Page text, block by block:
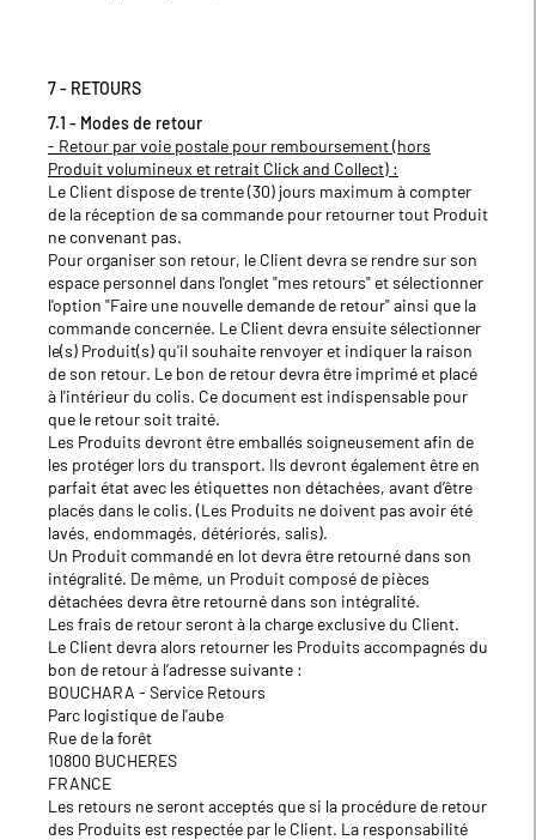
7 - RETOURS
7.1 - Modes de retour
- Retour par voie postale pour remboursement (hors
Produit volumineux et retrait Click and Collect) :
Le Client dispose de trente (30) jours maximum à compter
de la réception de sa commande pour retourner tout Produit
ne convenant pas.
Pour organiser son retour, le Client devra se rendre sur son
espace personnel dans l'onglet "mes retours" et sélectionner
l'option "Faire une nouvelle demande de retour" ainsi que la
commande concernée. Le Client devra ensuite sélectionner
le(s) Produit(s) qu'il souhaite renvoyer et indiquer la raison
de son retour. Le bon de retour devra être imprimé et placé
à l'intérieur du colis. Ce document est indispensable pour
que le retour soit traité.
Les Produits devront être emballés soigneusement afin de
les protéger lors du transport. Ils devront également être en
parfait état avec les étiquettes non détachées, avant d’être
placés dans le colis. (Les Produits ne doivent pas avoir été
lavés, endommagés, détériorés, salis).
Un Produit commandé en lot devra être retourné dans son
intégralité. De même, un Produit composé de pièces
détachées devra être retourné dans son intégralité.
Les frais de retour seront à la charge exclusive du Client.
Le Client devra alors retourner les Produits accompagnés du
bon de retour à l’adresse suivante :
BOUCHARA - Service Retours
Parc logistique de l'aube
Rue de la forêt
10800 BUCHERES
FRANCE
Les retours ne seront acceptés que si la procédure de retour
des Produits est respectée par le Client. La responsabilité